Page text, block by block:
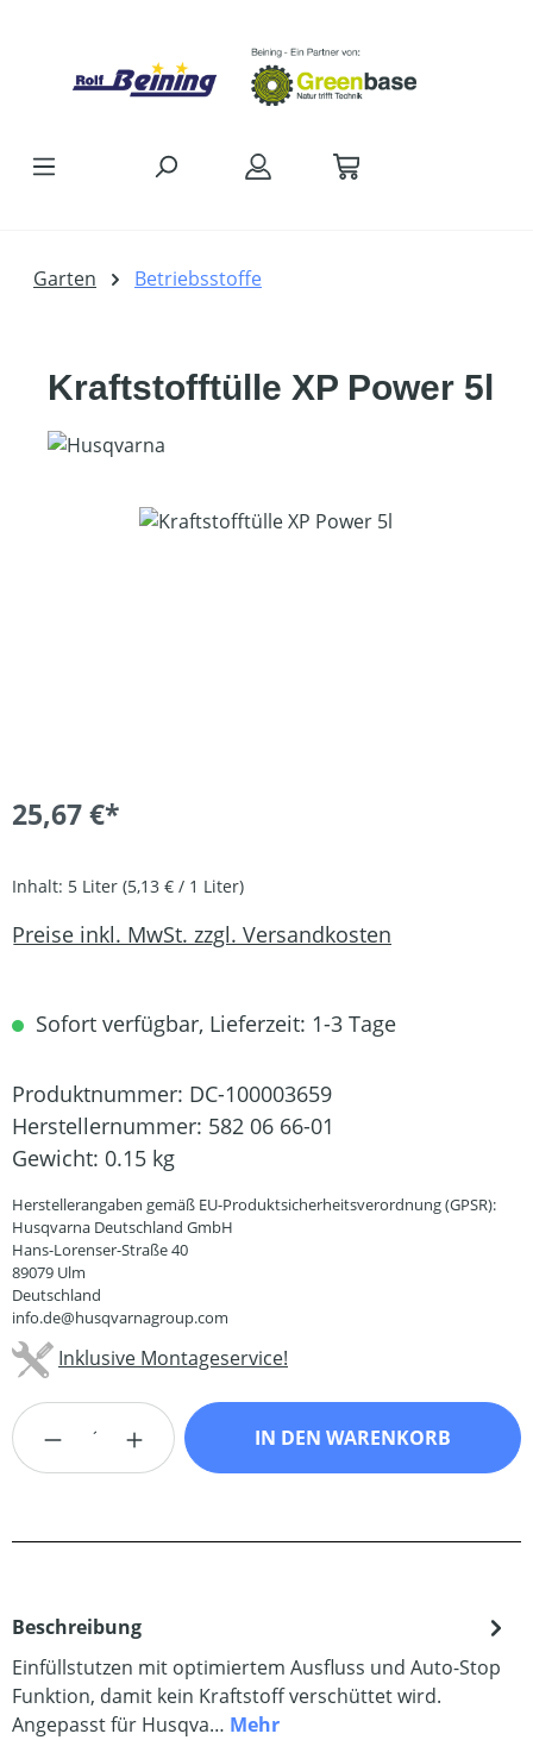
Garten Betriebsstoffe
Kraftstofftülle XP Power 5l
Bildergalerie überspringen
25,67 €*
Inhalt: 5 Liter (5,13 € / 1 Liter)
Preise inkl. MwSt. zzgl. Versandkosten
Sofort verfügbar, Lieferzeit: 1-3 Tage
Produktnummer: DC-100003659
Herstellernummer: 582 06 66-01
Gewicht: 0.15 kg
Herstellerangaben gemäß EU-Produktsicherheitsverordnung (GPSR):
Husqvarna Deutschland GmbH
Hans-Lorenser-Straße 40
89079 Ulm
Deutschland
info.de@husqvarnagroup.com
Inklusive Montageservice!
Produkt Anzahl: Gib den gewünschten
IN DEN WARENKORB
Beschreibung
Einfüllstutzen mit optimiertem Ausfluss und Auto-Stop
Funktion, damit kein Kraftstoff verschüttet wird.
Angepasst für Husqva… Mehr